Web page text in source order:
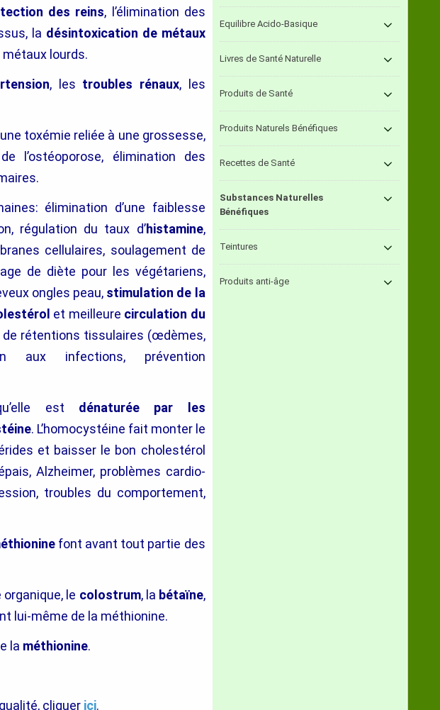
des reins, l’élimination des
la désintoxication de métaux
métaux lourds.
, les troubles rénaux, les
toxémie reliée à une grossesse,
l’ostéoporose, élimination des
élimination d’une faiblesse
régulation du taux d’histamine,
cellulaires, soulagement de
de diète pour les végétariens,
ongles peau, stimulation de la
et meilleure circulation du
rétentions tissulaires (œdèmes,
aux infections, prévention
est dénaturée par les
. L’homocystéine fait monter le
et baisser le bon cholestérol
Alzheimer, problèmes cardio-
troubles du comportement,
font avant tout partie des
le colostrum, la bétaïne,
lui-même de la méthionine.
la méthionine.
cliquer ici.
Equilibre Acido-Basique
Livres de Santé Naturelle
Produits de Santé
Produits Naturels Bénéfiques
Recettes de Santé
Substances Naturelles
Bénéfiques
Teintures
Produits anti-âge